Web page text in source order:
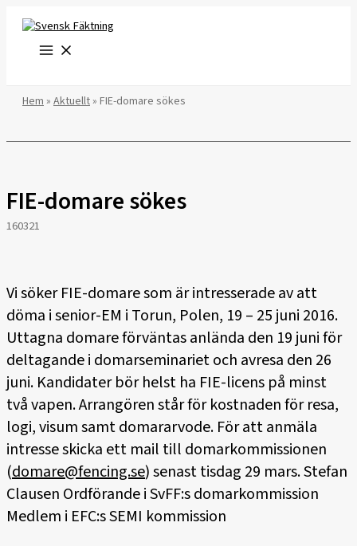
innehåll
Hem» Aktuellt» FIE-domare sökes
FIE-domare sökes
160321
Vi söker FIE-domare som är intresserade av att
döma i senior-EM i Torun, Polen, 19 – 25 juni 2016.
Uttagna domare förväntas anlända den 19 juni för
deltagande i domarseminariet och avresa den 26
juni. Kandidater bör helst ha FIE-licens på minst
två vapen. Arrangören står för kostnaden för resa,
logi, visum samt domararvode. För att anmäla
intresse skicka ett mail till domarkommissionen
(domare@fencing.se) senast tisdag 29 mars. Stefan
Clausen Ordförande i SvFF:s domarkommission
Medlem i EFC:s SEMI kommission